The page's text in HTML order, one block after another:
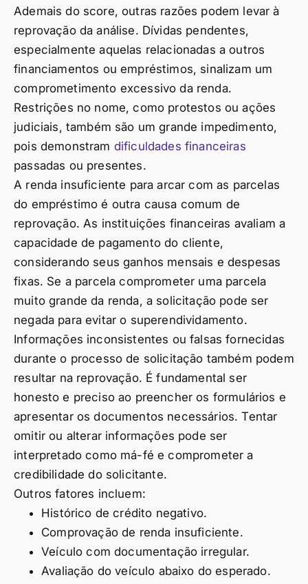
Ademais do score, outras razões podem levar à
reprovação da análise. Dívidas pendentes,
especialmente aquelas relacionadas a outros
financiamentos ou empréstimos, sinalizam um
comprometimento excessivo da renda.
Restrições no nome, como protestos ou ações
judiciais, também são um grande impedimento,
pois demonstram dificuldades financeiras
passadas ou presentes.
A renda insuficiente para arcar com as parcelas
do empréstimo é outra causa comum de
reprovação. As instituições financeiras avaliam a
capacidade de pagamento do cliente,
considerando seus ganhos mensais e despesas
fixas. Se a parcela comprometer uma parcela
muito grande da renda, a solicitação pode ser
negada para evitar o superendividamento.
Informações inconsistentes ou falsas fornecidas
durante o processo de solicitação também podem
resultar na reprovação. É fundamental ser
honesto e preciso ao preencher os formulários e
apresentar os documentos necessários. Tentar
omitir ou alterar informações pode ser
interpretado como má-fé e comprometer a
credibilidade do solicitante.
Outros fatores incluem:
Histórico de crédito negativo.
Comprovação de renda insuficiente.
Veículo com documentação irregular.
Avaliação do veículo abaixo do esperado.